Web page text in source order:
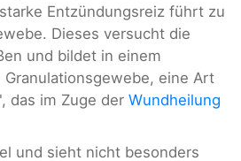
Entzündungsreiz führt zu
Dieses versucht die
und bildet in einem
eine Art
das im Zuge der Wundheilung
und sieht nicht besonders